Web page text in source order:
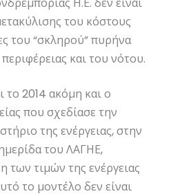
Η.Ε. δεν είναι
του κόστους
του “σκληρού” πυρήνα
και του νότου.
το 2014 ακόμη και ο
που σχεδίασε την
της ενέργειας, στην
του ΛΑΓΗΕ,
των τιμών της ενέργειας
το μοντέλο δεν είναι